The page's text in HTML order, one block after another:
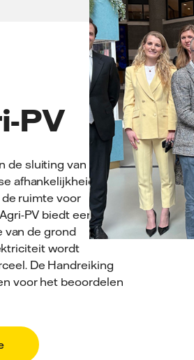
PV
sluiting van de
afhankelijkheid van
ruimte voor
PV biedt een
van de grond
wordt
De Handreiking
voor het beoordelen